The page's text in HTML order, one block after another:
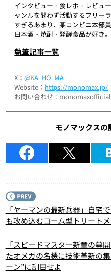
インタビュー・食レポ・レビュ
ャンルを問わず活動するフリー
すぎるあまり、某コンビニ本部
日本酒・焼酎・発酵食品が好き。
執筆記事一覧
X：@KA_HO_MA
Website： https://monomax.jp/
お問い合わせ：
モノマックスの
「ヤーマンの最新兵器」自宅
も攻め込むコーム型トリート
「スピードマスター新章の幕
たオメガの名機に技術革新の
ーン”に刮目せよ